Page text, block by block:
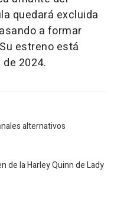
quedará excluida
a formar
estreno está
2024.
alternativos
de la Harley Quinn de Lady